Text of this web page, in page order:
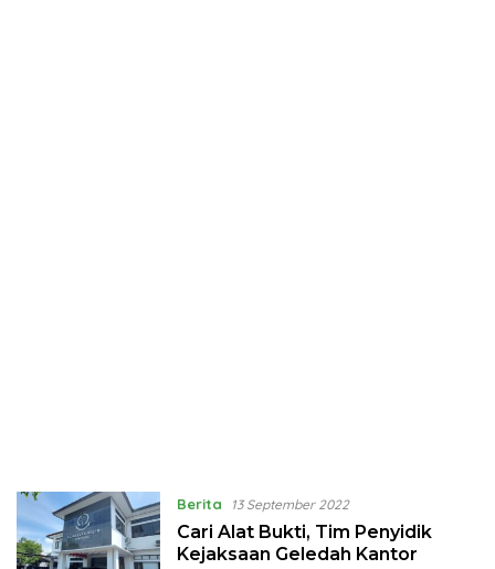
Berita 13 September 2022
Cari Alat Bukti, Tim Penyidik
Kejaksaan Geledah Kantor